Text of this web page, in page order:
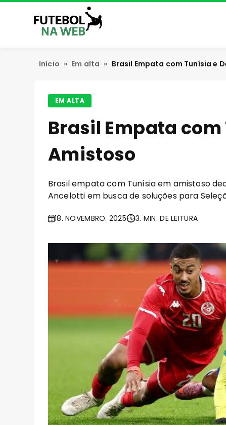
Início » Em alta » Brasil Empata com Tunísia e
EM ALTA
Brasil Empata
Amistoso
Brasil empata com Tunísia em amistoso
Ancelotti em busca de soluções para
18. NOVEMBRO. 2025 3. MIN. DE LEITURA